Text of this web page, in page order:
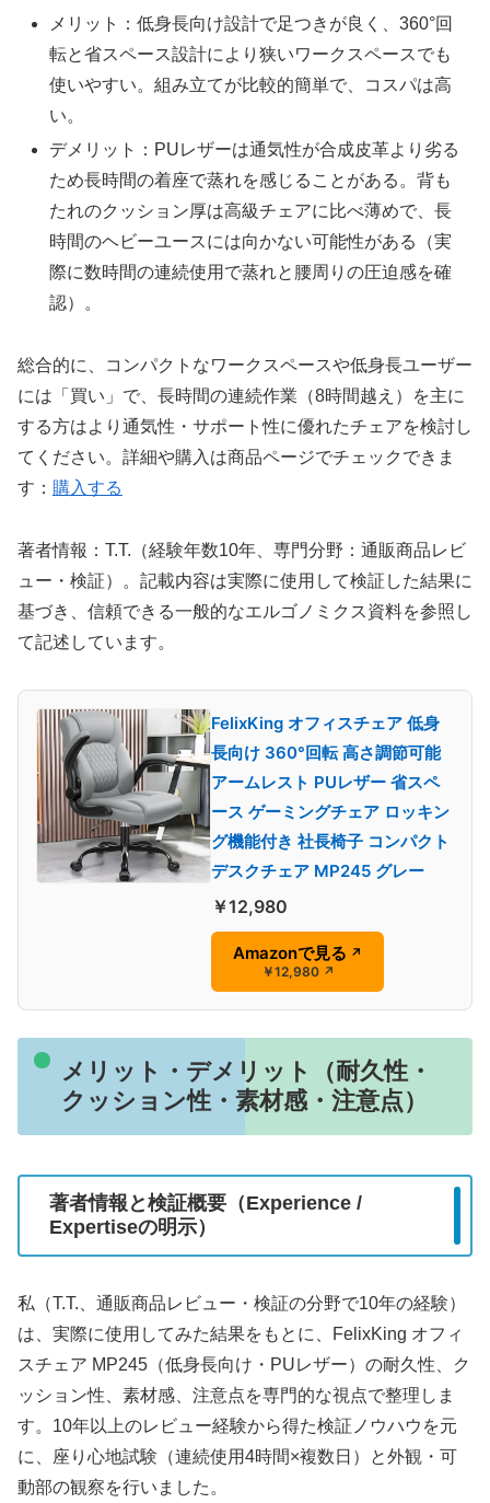
メリット：低身長向け設計で足つきが良く、360°回
転と省スペース設計により狭いワークスペースでも
使いやすい。組み立てが比較的簡単で、コスパは高
い。
デメリット：PUレザーは通気性が合成皮革より劣る
ため長時間の着座で蒸れを感じることがある。背も
たれのクッション厚は高級チェアに比べ薄めで、長
時間のヘビーユースには向かない可能性がある（実
際に数時間の連続使用で蒸れと腰周りの圧迫感を確
認）。
総合的に、コンパクトなワークスペースや低身長ユーザー
には「買い」で、長時間の連続作業（8時間越え）を主に
する方はより通気性・サポート性に優れたチェアを検討し
てください。詳細や購入は商品ページでチェックできま
す： 購入する
著者情報：T.T.（経験年数10年、専門分野：通販商品レビ
ュー・検証）。記載内容は実際に使用して検証した結果に
基づき、信頼できる一般的なエルゴノミクス資料を参照し
て記述しています。
FelixKing オフィスチェア 低身
長向け 360°回転 高さ調節可能
アームレスト PUレザー 省スペ
ース ゲーミングチェア ロッキン
グ機能付き 社長椅子 コンパクト
デスクチェア MP245 グレー
￥12,980
Amazonで見る ↗
￥12,980 ↗
メリット・デメリット（耐久性・
クッション性・素材感・注意点）
著者情報と検証概要（Experience /
Expertiseの明示）
私（T.T.、通販商品レビュー・検証の分野で10年の経験）
は、実際に使用してみた結果をもとに、FelixKing オフィ
スチェア MP245（低身長向け・PUレザー）の耐久性、ク
ッション性、素材感、注意点を専門的な視点で整理しま
す。10年以上のレビュー経験から得た検証ノウハウを元
に、座り心地試験（連続使用4時間×複数日）と外観・可
動部の観察を行いました。